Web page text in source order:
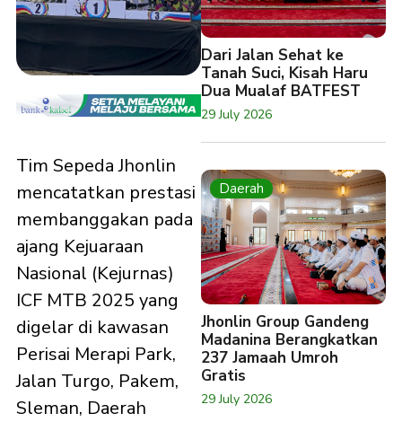
Tim Sepeda Jhonlin
mencatatkan prestasi
membanggakan pada
ajang Kejuaraan
Nasional (Kejurnas)
ICF MTB 2025 yang
digelar di kawasan
Perisai Merapi Park,
Jalan Turgo, Pakem,
Sleman, Daerah
Dari Jalan Sehat ke
Tanah Suci, Kisah Haru
Dua Mualaf BATFEST
29 July 2026
Daerah
Jhonlin Group Gandeng
Madanina Berangkatkan
237 Jamaah Umroh
Gratis
29 July 2026